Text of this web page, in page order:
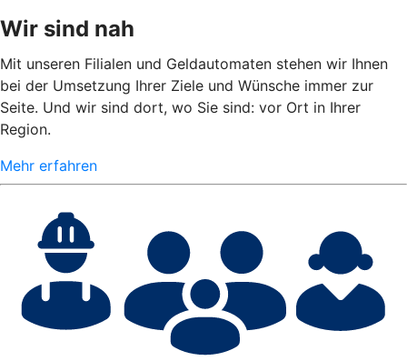
Wir sind nah
Mit unseren Filialen und Geldautomaten stehen wir Ihnen
bei der Umsetzung Ihrer Ziele und Wünsche immer zur
Seite. Und wir sind dort, wo Sie sind: vor Ort in Ihrer
Region.
Mehr erfahren